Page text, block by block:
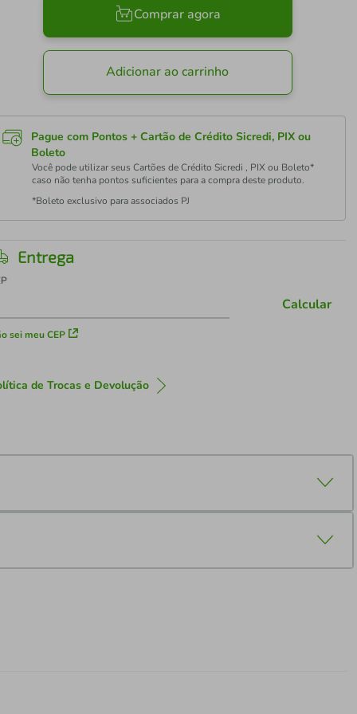
Comprar agora
Adicionar ao carrinho
Pague com Pontos + Cartão de Crédito Sicredi, PIX ou
Boleto
Você pode utilizar seus Cartões de Crédito Sicredi , PIX ou Boleto*
caso não tenha pontos suficientes para a compra deste produto.
*Boleto exclusivo para associados PJ
Entrega
sei meu CEP
Calcular
de Trocas e Devolução